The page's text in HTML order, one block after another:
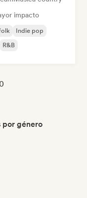
impacto
Indie pop
R&B
por género